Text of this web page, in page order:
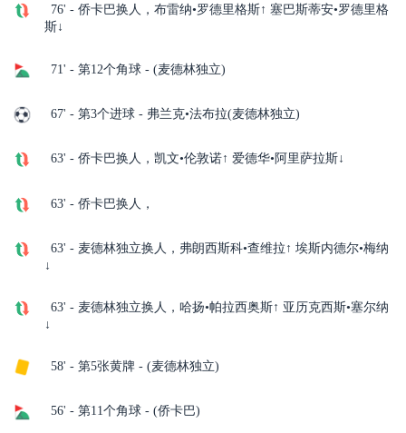
76' - 侨卡巴换人，布雷纳•罗德里格斯↑ 塞巴斯蒂安•罗德里格
斯↓
71' - 第12个角球 - (麦德林独立)
67' - 第3个进球 - 弗兰克•法布拉(麦德林独立)
63' - 侨卡巴换人，凯文•伦敦诺↑ 爱德华•阿里萨拉斯↓
63' - 侨卡巴换人，
63' - 麦德林独立换人，弗朗西斯科•查维拉↑ 埃斯内德尔•梅纳
↓
63' - 麦德林独立换人，哈扬•帕拉西奥斯↑ 亚历克西斯•塞尔纳
↓
58' - 第5张黄牌 - (麦德林独立)
56' - 第11个角球 - (侨卡巴)